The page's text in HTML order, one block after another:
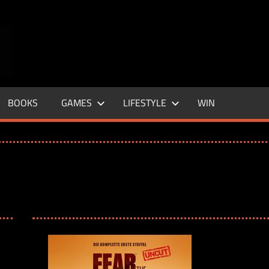
–
LIFE
MAGAZINE
BOOKS GAMES LIFESTYLE WIN